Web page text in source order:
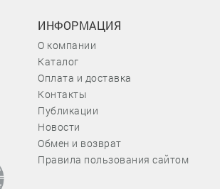
ИНФОРМАЦИЯ
О компании
Каталог
Оплата и доставка
Контакты
Публикации
Новости
Обмен и возврат
Правила пользования сайтом